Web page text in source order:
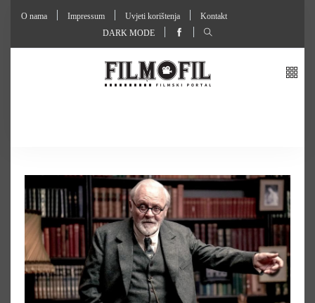
O nama Impressum Uvjeti korištenja
Kontakt
DARK MODE